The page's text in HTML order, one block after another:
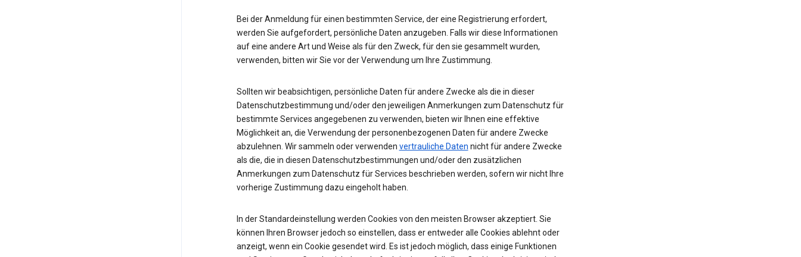
Bei der Anmeldung für einen bestimmten Service, der eine Registrierung erfordert,
werden Sie aufgefordert, persönliche Daten anzugeben. Falls wir diese Informationen
auf eine andere Art und Weise als für den Zweck, für den sie gesammelt wurden,
verwenden, bitten wir Sie vor der Verwendung um Ihre Zustimmung.
Sollten wir beabsichtigen, persönliche Daten für andere Zwecke als die in dieser
Datenschutzbestimmung und/oder den jeweiligen Anmerkungen zum Datenschutz für
bestimmte Services angegebenen zu verwenden, bieten wir Ihnen eine effektive
Möglichkeit an, die Verwendung der personenbezogenen Daten für andere Zwecke
abzulehnen. Wir sammeln oder verwenden vertrauliche Daten nicht für andere Zwecke
als die, die in diesen Datenschutzbestimmungen und/oder den zusätzlichen
Anmerkungen zum Datenschutz für Services beschrieben werden, sofern wir nicht Ihre
vorherige Zustimmung dazu eingeholt haben.
In der Standardeinstellung werden Cookies von den meisten Browser akzeptiert. Sie
können Ihren Browser jedoch so einstellen, dass er entweder alle Cookies ablehnt oder
anzeigt, wenn ein Cookie gesendet wird. Es ist jedoch möglich, dass einige Funktionen